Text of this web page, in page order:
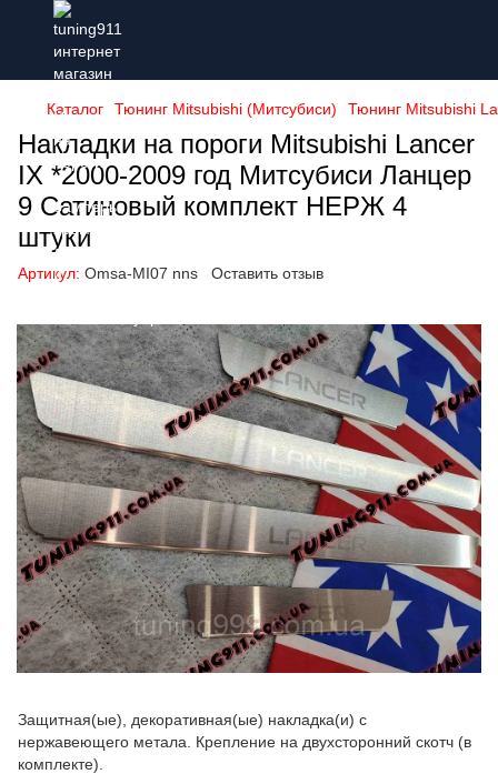
Каталог Тюнинг Mitsubishi (Митсубиси) Тюнинг Mitsubishi
Накладки на пороги Mitsubishi Lancer
IX *2000-2009 год Митсубиси Ланцер
9 Сатиновый комплект НЕРЖ 4
штуки
Артикул: Omsa-MI07 nns Оставить отзыв
Защитная(ые), декоративная(ые) накладка(и) с
нержавеющего метала. Крепление на двухсторонний скотч (в
комплекте).